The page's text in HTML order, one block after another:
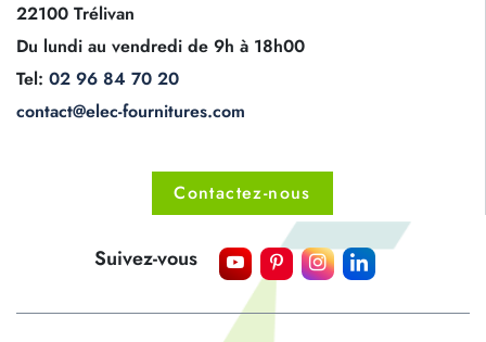
22100 Trélivan
Du lundi au vendredi de 9h à 18h00
Tel: 02 96 84 70 20
contact@elec-fournitures.com
Contactez-nous
Suivez-vous